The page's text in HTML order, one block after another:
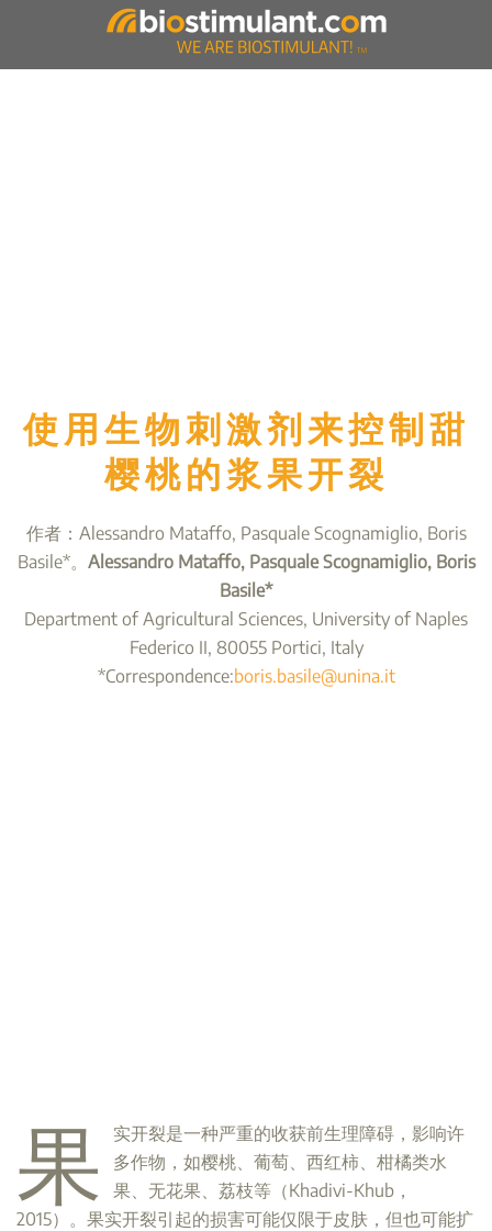
使用生物刺激剂来控制甜
樱桃的浆果开裂
作者：Alessandro Mataffo, Pasquale Scognamiglio, Boris
Basile*。 Alessandro Mataffo, Pasquale Scognamiglio, Boris
Basile*
Department of Agricultural Sciences, University of Naples
Federico II, 80055 Portici, Italy
*Correspondence:boris.basile@unina.it
果
实开裂是一种严重的收获前生理障碍，影响许
多作物，如樱桃、葡萄、西红柿、柑橘类水
果、无花果、荔枝等（Khadivi-Khub，
2015）。果实开裂引起的损害可能仅限于皮肤，但也可能扩